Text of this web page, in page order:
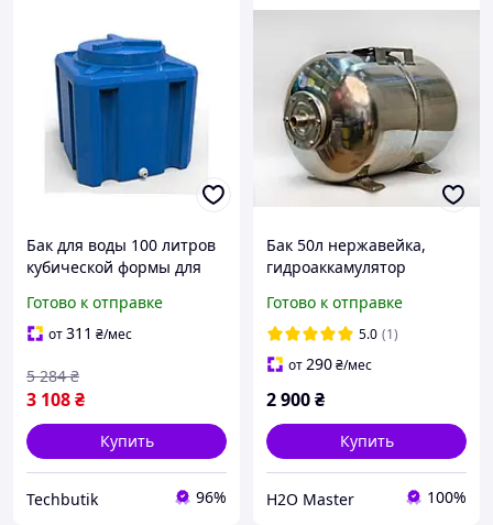
Бак для воды 100 литров
кубической формы для
Готово к отправке
от311 ₴/мес
3 108₴
5 284 ₴
Купить
Techbutik 96%
Бак 50л нержавейка,
гидроаккамулятор
воды нержавейка
Готово к отправке
5.0 (1)
от290₴/мес
2 900₴
Купить
H2O Master 100%